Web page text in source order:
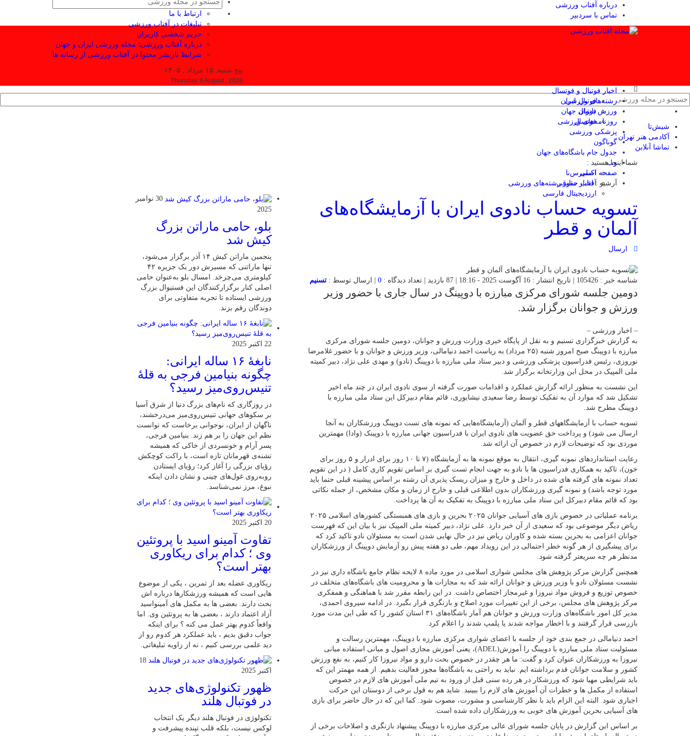
درباره آفتاب ورزشی
تماس با سردبیر
ارتباط با ما
تبلیغات در آفتاب ورزشی
حریم شخصی کاربران
درباره آفتاب ورزشی؛ مجله ورزشی ایران و جهان
شرایط بازنشر محتوا در آفتاب ورزشی از رسانه ها
پنج شنبه, ۱۵ مرداد , ۱۴۰۵
Thursday, 6 August , 2026
اخبار فوتبال و فوتسال
فوتبال ایران
فوتبال جهان
فوتسال
رشته‌های ورزشی
ورزش بانوان
روزنامه‌های ورزشی
پزشکی ورزشی
گوناگون
جدول جام باشگاه‌های جهان
وب
اکسپرس‌نا
آفتاب حقوقی
ارزدیجیتال فارسی
شیش‌تا
آکادمی هنر تهران
تماشا آنلاین
شما اینجا هستید :
صفحه اصلی
آرشیو :اخبار سایر رشته‌های ورزشی
تسویه حساب نادوی ایران با آزمایشگاه‌های
آلمان و قطر
ارسال
شناسه خبر : 105426 | تاریخ انتشار : 16 آگوست 2025 - 18:16 | 87 بازدید | تعداد دیدگاه : 0 | ارسال توسط : تسنیم
دومین جلسه شورای مرکزی مبارزه با دوپینگ در سال جاری با حضور وزیر
ورزش و جوانان برگزار شد.
– اخبار ورزشی –
به گزارش خبرگزاری تسنیم و به نقل از پایگاه خبری وزارت ورزش و جوانان، دومین جلسه شورای مرکزی
مبارزه با دوپینگ صبح امروز شنبه (۲۵ مرداد) به ریاست احمد دنیامالی، وزیر ورزش و جوانان و با حضور غلامرضا
نوروزی، رئیس فدراسیون پزشکی ورزشی و دبیر ستاد ملی مبارزه با دوپینگ (نادو) و مهدی علی نژاد، دبیر کمیته
ملی المپیک در محل این وزارتخانه برگزار شد.
این نشست به منظور ارائه گزارش عملکرد و اقدامات صورت گرفته از سوی نادوی ایران در چند ماه اخیر
تشکیل شد که موارد آن به تفکیک توسط رضا سعیدی نیشابوری، قائم مقام دبیرکل این ستاد ملی مبارزه با
دوپینگ مطرح شد.
تسویه حساب با آزمایشگاههای قطر و آلمان (آزمایشگاه‌هایی که نمونه های تست دوپینگ ورزشکاران به آنجا
ارسال می شود) و پرداخت حق عضویت های نادوی ایران با فدراسیون جهانی مبارزه با دوپینک (وادا) مهمترین
موردی بود که توضیحات لازم در خصوص آن ارائه شد.
رعایت استانداردهای نمونه گیری، انتقال به موقع نمونه ها به آزمایشگاه (۷ تا ۱۰ روز برای ادرار و ۵ روز برای
خون)، تاکید به همکاری فدراسیون ها با نادو به جهت انجام تست گیری بر اساس تقویم کاری کامل ( در این تقویم
تعداد نمونه های گرفته های شده در داخل و خارج و میزان ریسک پذیری آن رشته بر اساس پیشینه قبلی حتما باید
مورد توجه باشد) و نمونه گیری ورزشکاران بدون اطلاعی قبلی و خارج از زمان و مکان مشخص، از جمله نکاتی
بود که قائم مقام دبیرکل این ستاد ملی مبارزه با دوپینگ به تفکیک به آن ها پرداخت.
برنامه عملیاتی در خصوص بازی های آسیایی جوانان ۲۰۲۵ بحرین و بازی های همبستگی کشورهای اسلامی ۲۰۲۵
ریاض دیگر موضوعی بود که سعیدی از آن خبر دارد. علی نژاد، دبیر کمیته ملی المپیک نیز با بیان این که فهرست
جوانان اعزامی به بحرین بسته شده و کاوران ریاض نیز در حال نهایی شدن است به مسئولان نادو تاکید کرد که
برای پیشگیری از هر گونه خطر احتمالی در این رویداد مهم، طی دو هفته پیش رو آزمایش دوپینگ از ورزشکاران
مدنظر هر چه سریعتر گرفته شود.
همچنین گزارش مرکز پژوهش های مجلس شواری اسلامی در مورد ماده ۸ لایحه نظام جامع باشگاه داری نیز در
نشست مسئولان نادو با وزیر ورزش و جوانان ارائه شد که به مجازات ها و محرومیت های باشگاه‌های متخلف در
خصوص توزیع و فروش مواد نیروزا و غیرمجاز اختصاص داشت. در این رابطه مقرر شد با هماهنگی و همفکری
مرکز پژوهش های مجلس، برخی از این تغییرات مورد اصلاح و بازنگری قرار بگیرد. در ادامه سیروی احمدی،
مدیر کل امور باشگاه‌های وزارت ورزش و جوانان هم آمار باشگاه‌های ۳۱ استان کشور را که طی این مدت مورد
بازرسی قرار گرفتند و با اخطار مواجه شدند یا پلمپ شدند را اعلام کرد.
احمد دنیامالی در جمع بندی خود از جلسه با اعضای شواری مرکزی مبارزه با دوپینگ، مهمترین رسالت و
مسئولیت ستاد ملی مبارزه با دوپینگ را آموزش(ADEL)، یعنی آموزش مجازی اصول و مبانی استفاده مبانی
نیروزا به ورزشکاران عنوان کرد و گفت: ما هر چقدر در خصوص بحث دارو و مواد نیروزا کار کنیم، به نفع ورزش
کشور و سلامت جوانان قدم برداشته ایم. نباید به راحتی به باشگاه‌ها مجوز فعالیت بدهیم. از همه مهمتر این که
باید شرایطی مهیا شود که ورزشکار در هر رده سنی قبل از ورود به تیم ملی آموزش های لازم در خصوص
استفاده از مکمل ها و خطرات آن آموزش های لازم را ببینید. شاید هم به قول برخی از دوستان این حرکت
اجباری شود. البته این الزام باید با نظر کارشناسی و مشورت، مصوب شود. کما این که در حال حاضر برای بازی
های آسیایی بحرین آموزش های خوبی به ورزشکاران داده شده است.
بر اساس این گزارش در پایان جلسه شورای عالی مرکزی مبارزه با دوپینگ پیشنهاد بازنگری و اصلاحات برخی از
30 نوامبر
2025
بلو، حامی ماراتن بزرگ
کیش شد
پنجمین ماراتن کیش ۱۴ آذر برگزار می‌شود،
تنها ماراتنی که مسیرش دور یک جزیره ۴۲
کیلومتری می‌چرخد. امسال بلو به‌عنوان حامی
اصلی کنار برگزارکنندگان این فستیوال بزرگ
ورزشی ایستاده تا تجربه متفاوتی برای
دوندگان رقم بزند.
22 اکتبر 2025
نابغهٔ ۱۶ ساله ایرانی:
چگونه بنیامین فرجی به قلهٔ
تنیس‌روی‌میز رسید؟
در روزگاری که نام‌های بزرگ دنیا از شرق آسیا
بر سکوهای جهانی تنیس‌روی‌میز می‌درخشند،
ناگهان از ایران، نوجوانی برخاست که توانست
نظم این جهان را بر هم زند. بنیامین فرجی،
پسر آرام و خونسردی از خاکی که همیشه
تشنه‌ی قهرمانان تازه است، با راکت کوچکش
رؤیای بزرگی را آغاز کرد؛ رؤیای ایستادن
روبه‌روی غول‌های چینی و نشان دادن اینکه
نبوغ، مرز نمی‌شناسد.
20 اکتبر 2025
تفاوت آمینو اسید با پروتئین
وی ؛ کدام برای ریکاوری
بهتر است؟
ریکاوری عضله بعد از تمرین ، یکی از موضوع‌
هایی‌ است که همیشه ورزشکارها درباره‌ اش
بحث دارند. بعضی‌ ها به مکمل‌ های آمینواسید
آزاد اعتماد دارند ، بعضی‌ ها به پروتئین وی. اما
واقعاً کدوم بهتر عمل می‌ کنه ؟ برای اینکه
جواب دقیق بدیم ، باید عملکرد هر کدوم رو از
دید علمی بررسی کنیم ، نه از زاویه تبلیغاتی.
18
اکتبر 2025
ظهور تکنولوژی‌های جدید
در فوتبال هلند
تکنولوژی در فوتبال هلند دیگر یک انتخاب
لوکس نیست، بلکه قلب تپنده پیشرفت و